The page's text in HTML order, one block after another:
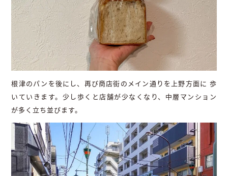
根津のパンを後にし、再び商店街のメイン通りを上野方面に 歩
いていきます。少し歩くと店舗が少なくなり、中層マンション
が多く立ち並びます。